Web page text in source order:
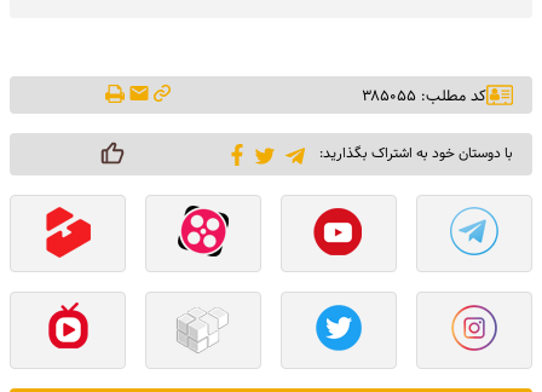
کد مطلب: ۳۸۵۰۵۵
با دوستان خود به اشتراک بگذارید: